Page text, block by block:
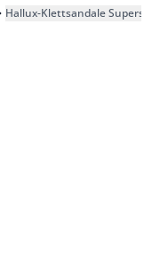
Hallux-Klettsandale